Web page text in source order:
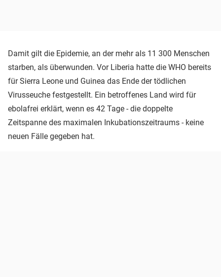
Damit gilt die Epidemie, an der mehr als 11 300 Menschen
starben, als überwunden. Vor Liberia hatte die WHO bereits
für Sierra Leone und Guinea das Ende der tödlichen
Virusseuche festgestellt. Ein betroffenes Land wird für
ebolafrei erklärt, wenn es 42 Tage - die doppelte
Zeitspanne des maximalen Inkubationszeitraums - keine
neuen Fälle gegeben hat.